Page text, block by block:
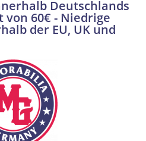
Deutschlands
60€ - Niedrige
der EU, UK und